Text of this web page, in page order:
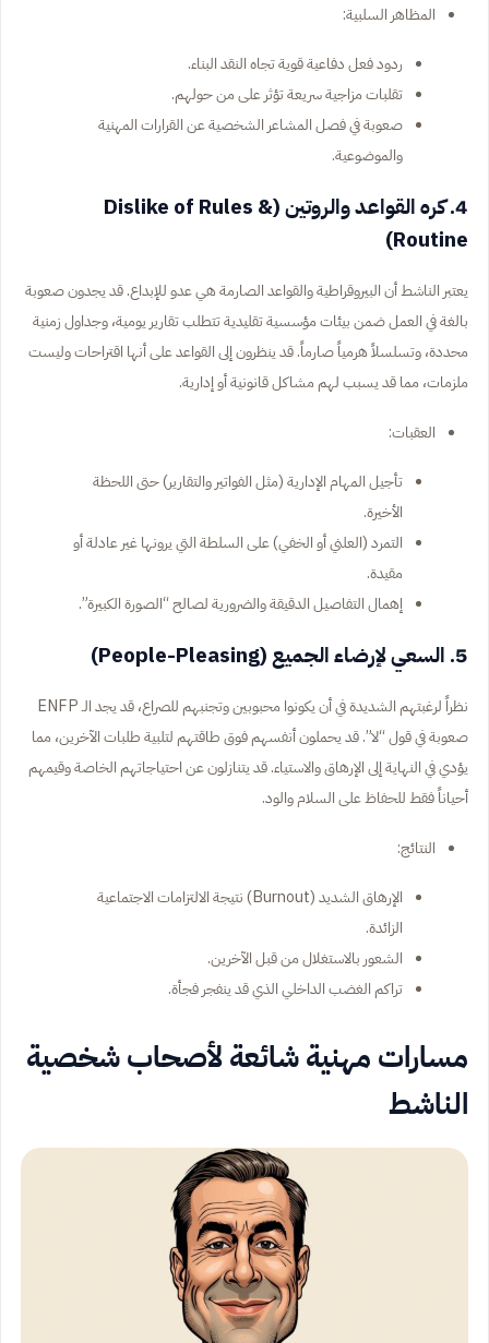
المظاهر السلبية:
ردود فعل دفاعية قوية تجاه النقد البناء.
تقلبات مزاجية سريعة تؤثر على من حولهم.
صعوبة في فصل المشاعر الشخصية عن القرارات المهنية
والموضوعية.
4. كره القواعد والروتين (Dislike of Rules &
Routine)
يعتبر الناشط أن البيروقراطية والقواعد الصارمة هي عدو للإبداع. قد يجدون صعوبة
بالغة في العمل ضمن بيئات مؤسسية تقليدية تتطلب تقارير يومية، وجداول زمنية
محددة، وتسلسلاً هرمياً صارماً. قد ينظرون إلى القواعد على أنها اقتراحات وليست
ملزمات، مما قد يسبب لهم مشاكل قانونية أو إدارية.
العقبات:
تأجيل المهام الإدارية (مثل الفواتير والتقارير) حتى اللحظة
الأخيرة.
التمرد (العلني أو الخفي) على السلطة التي يرونها غير عادلة أو
مقيدة.
إهمال التفاصيل الدقيقة والضرورية لصالح “الصورة الكبيرة”.
5. السعي لإرضاء الجميع (People-Pleasing)
نظراً لرغبتهم الشديدة في أن يكونوا محبوبين وتجنبهم للصراع، قد يجد الـ ENFP
صعوبة في قول “لا”. قد يحملون أنفسهم فوق طاقتهم لتلبية طلبات الآخرين، مما
يؤدي في النهاية إلى الإرهاق والاستياء. قد يتنازلون عن احتياجاتهم الخاصة وقيمهم
أحياناً فقط للحفاظ على السلام والود.
النتائج:
الإرهاق الشديد (Burnout) نتيجة الالتزامات الاجتماعية
الزائدة.
الشعور بالاستغلال من قبل الآخرين.
تراكم الغضب الداخلي الذي قد ينفجر فجأة.
مسارات مهنية شائعة لأصحاب شخصية
الناشط